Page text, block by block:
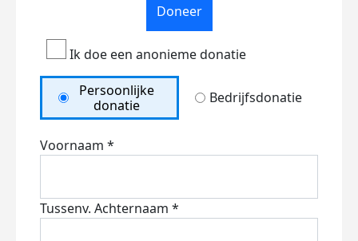
Doneer
Ik doe een anonieme donatie
Persoonlijke
donatie
Bedrijfsdonatie
Voornaam *
Tussenv. Achternaam *